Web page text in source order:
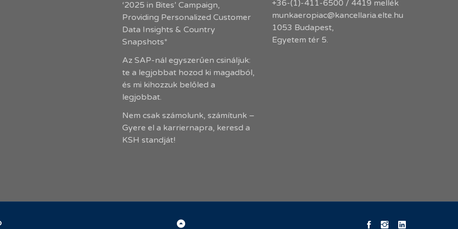
‘2025 in Bites’ Campaign,
Providing Personalized Customer
Data Insights & Country
Snapshots*
Az SAP-nál egyszerűen csináljuk:
te a legjobbat hozod ki magadból,
és mi kihozzuk belőled a
legjobbat.
Nem csak számolunk, számítunk –
Gyere el a karriernapra, keresd a
KSH standját!
+36-(1)-411-6500 / 4419 mellék
munkaeropiac@kancellaria.elte.hu
1053 Budapest,
Egyetem tér 5.
KK ELTEELTE
Back